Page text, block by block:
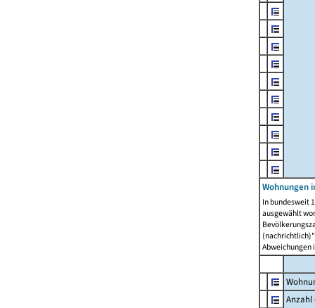
Wohnungen
In bundesweit
ausgewählt
Abweichungen
Anzahl